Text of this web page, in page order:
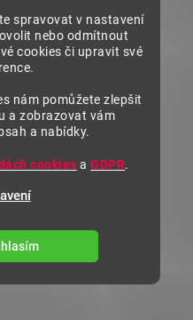
spravovat v nastavení
nebo odmítnout
cookies či upravit své
nám pomůžete zlepšit
a zobrazovat vám
a nabídky.
cookies aGDPR.